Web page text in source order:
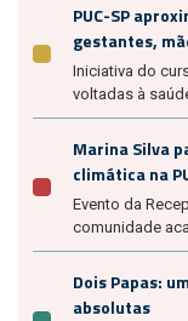
PUC-SP
gestantes,
Iniciativa do
voltadas à saúde
Marina Silva
climática na
Evento da
comunidade
Dois Papas:
absolutas